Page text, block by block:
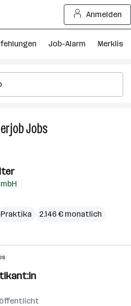
Anmelden
Job-Alarm Merkliste
Jobs
Praktika 2.146 € monatlich